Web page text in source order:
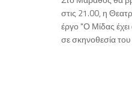
στις 21.00, η
έργο "Ο Μίδας
σε σκηνοθεσία